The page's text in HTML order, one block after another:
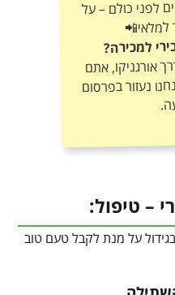
למלאי📲
למכירה?
אורגניקו, אתם
נעזור בפרסום
– טיפול:
על מנת לקבל טעם טוב